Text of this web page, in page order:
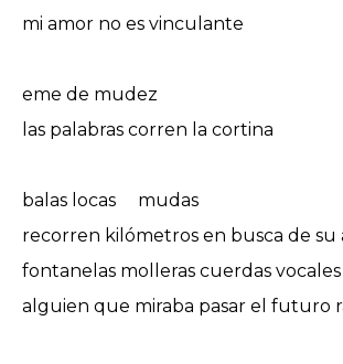
mi amor no es vinculante
eme de mudez
las palabras corren la cortina
balas locas mudas
recorren kilómetros en busca de su
fontanelas molleras cuerdas vocales
alguien que miraba pasar el futuro